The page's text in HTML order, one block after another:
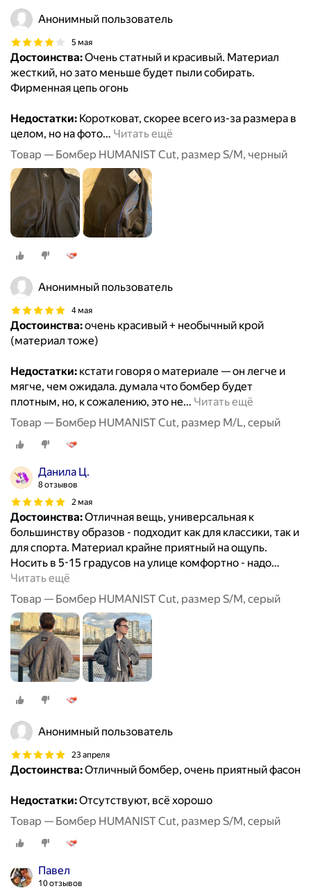
Анонимный пользователь
5 мая
Достоинства:Очень статный и красивый. Материал
жесткий, но зато меньше будет пыли собирать.
Фирменная цепь огонь
Недостатки: Коротковат, скорее всего из-за размера в
целом, но на фото… Читать ещё
Товар — Бомбер HUMANIST Cut, размер S/M, черный
Анонимный пользователь
4 мая
Достоинства:очень красивый + необычный крой
(материал тоже)
Недостатки: кстати говоря о материале — он легче и
мягче, чем ожидала. думала что бомбер будет
плотным, но, к сожалению, это не… Читать ещё
Товар — Бомбер HUMANIST Cut, размер M/L, серый
Данила Ц.
8 отзывов
2 мая
Достоинства:Отличная вещь, универсальная к
большинству образов - подходит как для классики, так и
для спорта. Материал крайне приятный на ощупь.
Носить в 5-15 градусов на улице комфортно - надо…
Читать ещё
Товар — Бомбер HUMANIST Cut, размер S/M, серый
Анонимный пользователь
23 апреля
Достоинства:Отличный бомбер, очень приятный фасон
Недостатки:Отсутствуют, всё хорошо
Товар — Бомбер HUMANIST Cut, размер S/M, серый
Павел
10 отзывов